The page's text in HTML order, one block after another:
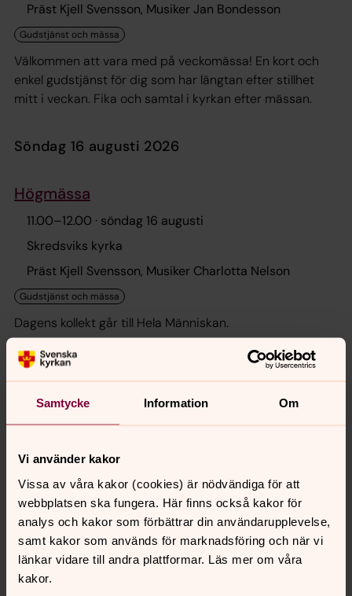
Samtycke Information Om
Vi använder kakor
Vissa av våra kakor (cookies) är nödvändiga för att
webbplatsen ska fungera. Här finns också kakor för
analys och kakor som förbättrar din användarupplevelse,
samt kakor som används för marknadsföring och när vi
länkar vidare till andra plattformar. Läs mer om våra
kakor.
Präst Kjell Svensson, Musiker Jan Bondesson
Välkommen att vara med på veckomässa! En kort och
enkel gudstjänst för dig som har längtan efter stillhet
mitt i veckan. Fika och samtal i kyrkan efter mässan.
söndag 16 augusti 2026
Högmässa
11.00–12.00 · söndag 16 augusti
Skredsviks kyrka
Präst Kjell Svensson, Musiker Charlotta Nelson
Dagens kollekt går till Hela Människan.
Mässa
18.00–19.00
· söndag 16 augusti
Dragsmarks kyrka
Dagens kollekt går till Hela Människan.
onsdag 19 augusti 2026